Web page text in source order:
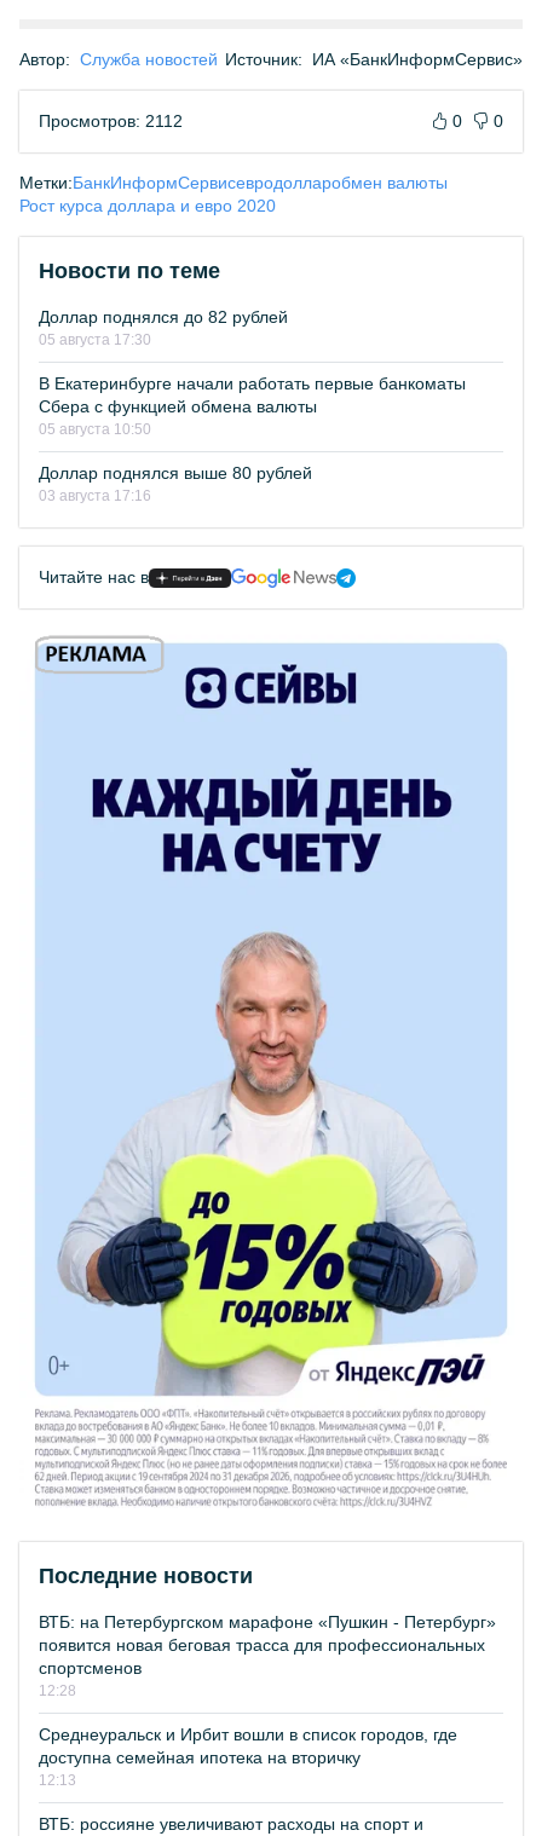
Автор: Служба новостей Источник: ИА «БанкИнформСервис»
Просмотров: 2112 0 0
Метки:БанкИнформСервисевродолларобмен валюты
Рост курса доллара и евро 2020
Новости по теме
Доллар поднялся до 82 рублей
05 августа 17:30
В Екатеринбурге начали работать первые банкоматы
Сбера с функцией обмена валюты
05 августа 10:50
Доллар поднялся выше 80 рублей
03 августа 17:16
Читайте нас в
Последние новости
ВТБ: на Петербургском марафоне «Пушкин - Петербург»
появится новая беговая трасса для профессиональных
спортсменов
12:28
Среднеуральск и Ирбит вошли в список городов, где
доступна семейная ипотека на вторичку
12:13
ВТБ: россияне увеличивают расходы на спорт и